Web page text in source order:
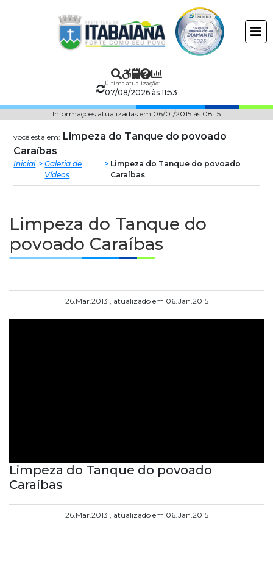
Prefeitura
Municipal
Itabaiana
Última atualização:
07/08/2026 às 11:53
Informações atualizadas em 06/01/2015 às 08:15
você esta em: Limpeza do Tanque do povoado
Caraíbas
Inicial
Galeria de
Vídeos
Limpeza do Tanque do povoado
Caraíbas
Limpeza do Tanque do
povoado Caraíbas
26.Mar.2013 , atualizado em 06.Jan.2015
Limpeza do Tanque do povoado
Caraíbas
26.Mar.2013 , atualizado em 06.Jan.2015